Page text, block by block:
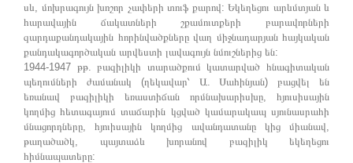
սև, մոխրագույն խոշոր չափերի տուֆ քարով: Եկեղեցու արևմտյան և
հարավային ճակատների շքամուտքերի բարավորների
զարդաքանդակային հորինվածքները վաղ միջնադարյան հայկական
քանդակագործական արվեստի լավագույն նմուշներից են:
1944-1947 թթ. բազիլիկի տարածքում կատարված հնագիտական
պեղումների ժամանակ (ղեկավար՝ Ա. Սահինյան) բացվել են
եռանավ բազիլիկի եռաստիճան որմնախարիսխը, հյուսիսային
կողմից հետագայում տաճարին կցված կամարակապ սյունասրահի
մնացորդները, հյուիսային կողմից ավանդատանը կից միանավ,
թաղածածկ, պայտաձև խորանով բազիլիկ եկեղեցու
հիմնապատերը: